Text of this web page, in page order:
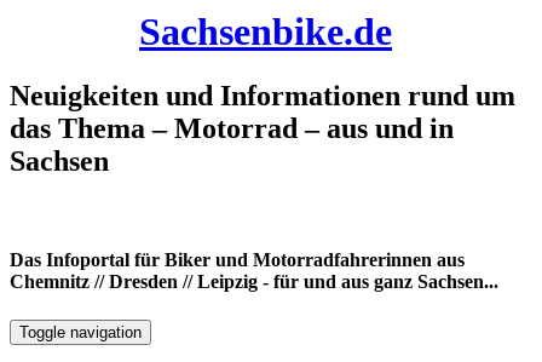
Sachsenbike.de
Neuigkeiten und Informationen rund um
das Thema – Motorrad – aus und in
Sachsen
Das Infoportal für Biker und Motorradfahrerinnen aus
Chemnitz // Dresden // Leipzig - für und aus ganz Sachsen...
Toggle navigation